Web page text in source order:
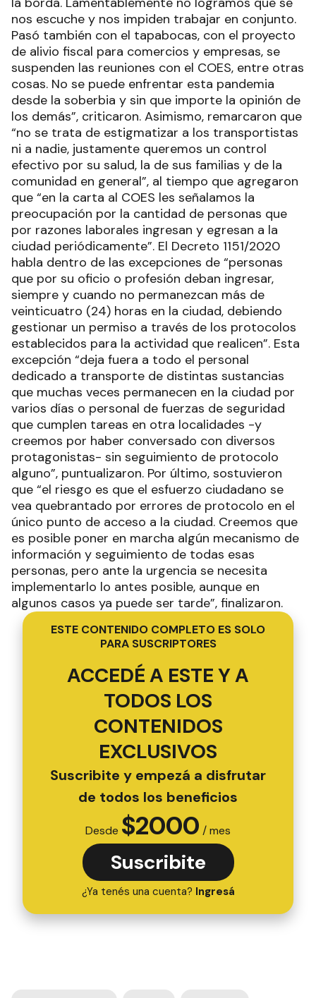
nos escuche y nos impiden trabajar en conjunto.
Pasó también con el tapabocas, con el proyecto
de alivio fiscal para comercios y empresas, se
suspenden las reuniones con el COES, entre otras
cosas. No se puede enfrentar esta pandemia
desde la soberbia y sin que importe la opinión de
los demás”, criticaron. Asimismo, remarcaron que
“no se trata de estigmatizar a los transportistas
ni a nadie, justamente queremos un control
efectivo por su salud, la de sus familias y de la
comunidad en general”, al tiempo que agregaron
que “en la carta al COES les señalamos la
preocupación por la cantidad de personas que
por razones laborales ingresan y egresan a la
ciudad periódicamente”. El Decreto 1151/2020
habla dentro de las excepciones de “personas
que por su oficio o profesión deban ingresar,
siempre y cuando no permanezcan más de
veinticuatro (24) horas en la ciudad, debiendo
gestionar un permiso a través de los protocolos
establecidos para la actividad que realicen”. Esta
excepción “deja fuera a todo el personal
dedicado a transporte de distintas sustancias
que muchas veces permanecen en la ciudad por
varios días o personal de fuerzas de seguridad
que cumplen tareas en otra localidades -y
creemos por haber conversado con diversos
protagonistas- sin seguimiento de protocolo
alguno”, puntualizaron. Por último, sostuvieron
que “el riesgo es que el esfuerzo ciudadano se
vea quebrantado por errores de protocolo en el
único punto de acceso a la ciudad. Creemos que
es posible poner en marcha algún mecanismo de
información y seguimiento de todas esas
personas, pero ante la urgencia se necesita
implementarlo lo antes posible, aunque en
algunos casos ya puede ser tarde”, finalizaron.
ESTE CONTENIDO COMPLETO ES SOLO
PARA SUSCRIPTORES
ACCEDÉ A ESTE Y A
TODOS LOS
CONTENIDOS
EXCLUSIVOS
Suscribite y empezá a disfrutar
de todos los beneficios
Desde $2000 / mes
Suscribite
¿Ya tenés una cuenta? Ingresá